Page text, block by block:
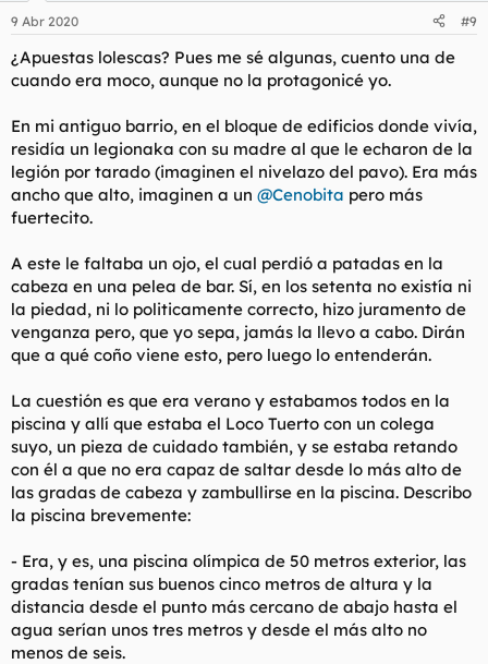
e
:
9 Abr 2020 #9
¿Apuestas lolescas? Pues me sé algunas, cuento una de
cuando era moco, aunque no la protagonicé yo.
En mi antiguo barrio, en el bloque de edificios donde vivía,
residía un legionaka con su madre al que le echaron de la
legión por tarado (imaginen el nivelazo del pavo). Era más
ancho que alto, imaginen a un @Cenobita pero más
fuertecito.
A este le faltaba un ojo, el cual perdió a patadas en la
cabeza en una pelea de bar. Sí, en los setenta no existía ni
la piedad, ni lo politicamente correcto, hizo juramento de
venganza pero, que yo sepa, jamás la llevo a cabo. Dirán
que a qué coño viene esto, pero luego lo entenderán.
La cuestión es que era verano y estabamos todos en la
piscina y allí que estaba el Loco Tuerto con un colega
suyo, un pieza de cuidado también, y se estaba retando
con él a que no era capaz de saltar desde lo más alto de
las gradas de cabeza y zambullirse en la piscina. Describo
la piscina brevemente:
- Era, y es, una piscina olímpica de 50 metros exterior, las
gradas tenían sus buenos cinco metros de altura y la
distancia desde el punto más cercano de abajo hasta el
agua serían unos tres metros y desde el más alto no
menos de seis.